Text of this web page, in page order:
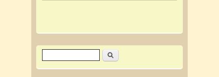
Keresés űrlap
Keresés